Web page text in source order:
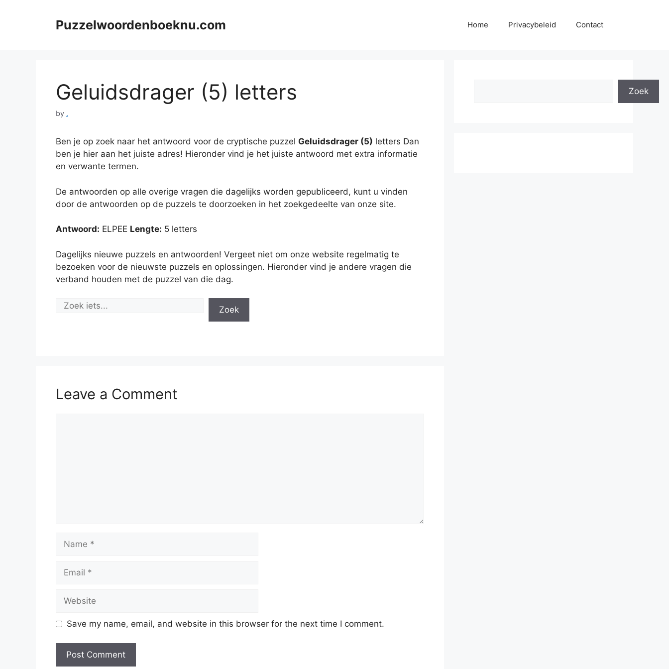
Puzzelwoordenboeknu.com Home Privacybeleid Contact
Geluidsdrager (5) letters
by .
Ben je op zoek naar het antwoord voor de cryptische puzzel Geluidsdrager (5) letters Dan
ben je hier aan het juiste adres! Hieronder vind je het juiste antwoord met extra informatie
en verwante termen.
De antwoorden op alle overige vragen die dagelijks worden gepubliceerd, kunt u vinden
door de antwoorden op de puzzels te doorzoeken in het zoekgedeelte van onze site.
Antwoord: ELPEE Lengte: 5 letters
Dagelijks nieuwe puzzels en antwoorden! Vergeet niet om onze website regelmatig te
bezoeken voor de nieuwste puzzels en oplossingen. Hieronder vind je andere vragen die
verband houden met de puzzel van die dag.
Zoek
Leave a Comment
Name
Email
Website
Save my name, email, and website in this browser for the next time I comment.
Zoek